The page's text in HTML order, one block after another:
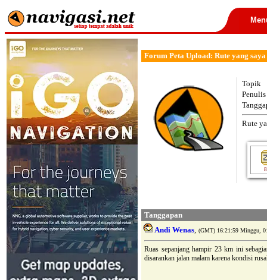
Forum Peta Upload: Rute yang
Topik
Penulis
Rute
Tanggapan
Andi Wenas, (GMT) 16:21:59 Minggu,
Ruas sepanjang hampir 23 km ini
disarankan jalan malam karena kondisi